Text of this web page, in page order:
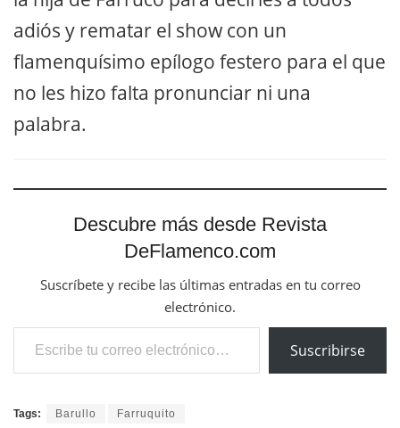
adiós y rematar el show con un
flamenquísimo epílogo festero para el que
no les hizo falta pronunciar ni una
palabra.
Descubre más desde Revista
DeFlamenco.com
Suscríbete y recibe las últimas entradas en tu correo
electrónico.
Escribe tu correo electrónico…
Suscribirse
Tags: Barullo Farruquito